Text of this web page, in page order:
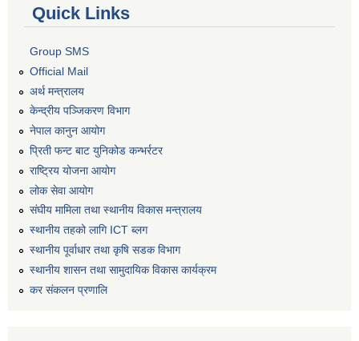
Quick Links
Group SMS
Official Mail
अर्थ मन्त्रालय
केन्द्रीय पञ्जिकरण विभाग
नेपाल कानुन आयोग
प्रिती फन्ट बाट युनिकोड कन्भर्रटर
राष्ट्रिय योजना आयोग
लोक सेवा आयोग
संघीय मामिला तथा स्थानीय विकास मन्त्रालय
स्थानीय तहको लागि ICT ब्लग
स्थानीय पूर्वाधार तथा कृषि सडक विभाग
स्थानीय शासन तथा सामुदायिक विकास कार्यक्रम
कर स‌ंकलन प्रणालि